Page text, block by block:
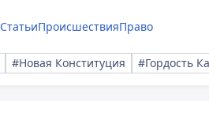
СтатьиПроисшествияПраво
#Новая Конституция #Гордость